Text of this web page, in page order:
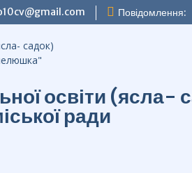
Повідомлення:
освіти
ради